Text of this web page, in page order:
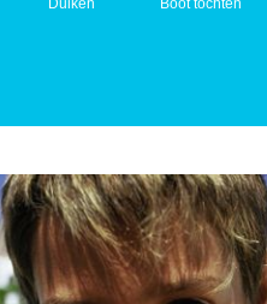
Duiken Boot tochten